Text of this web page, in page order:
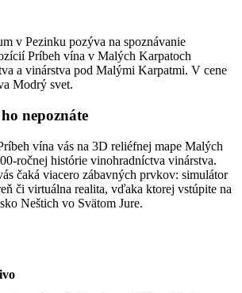
v Pezinku pozýva na spoznávanie
Príbeh vína v Malých Karpatoch
a vinárstva pod Malými Karpatmi. V cene
Modrý svet.
nepoznáte
vína vás na 3D reliéfnej mape Malých
ročnej histórie vinohradníctva vinárstva.
čaká viacero zábavných prvkov: simulátor
či virtuálna realita, vďaka ktorej vstúpite na
Neštich vo Svätom Jure.